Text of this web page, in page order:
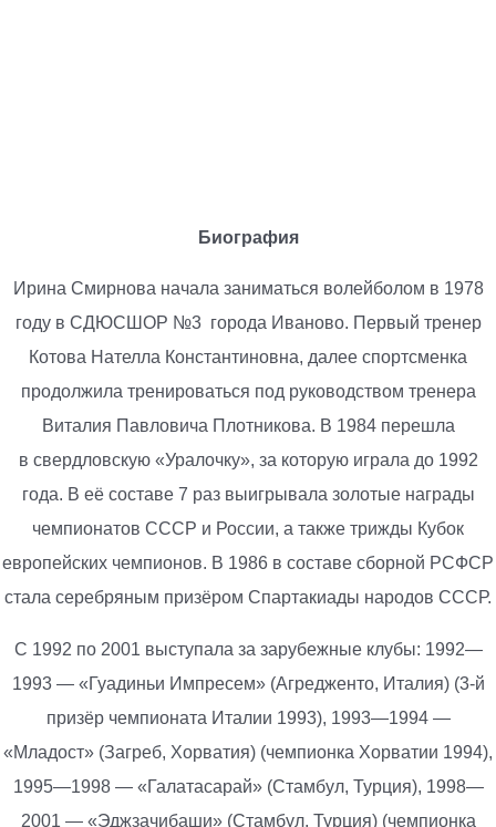
Биография
Ирина Смирнова начала заниматься волейболом в 1978
году в СДЮСШОР №3 города Иваново. Первый тренер
Котова Нателла Константиновна, далее спортсменка
продолжила тренироваться под руководством тренера
Виталия Павловича Плотникова. В 1984 перешла
в свердловскую «Уралочку», за которую играла до 1992
года. В её составе 7 раз выигрывала золотые награды
чемпионатов СССР и России, а также трижды Кубок
европейских чемпионов. В 1986 в составе сборной РСФСР
стала серебряным призёром Спартакиады народов СССР.
С 1992 по 2001 выступала за зарубежные клубы: 1992—
1993 — «Гуадиньи Импресем» (Агредженто, Италия) (3-й
призёр чемпионата Италии 1993), 1993—1994 —
«Младост» (Загреб, Хорватия) (чемпионка Хорватии 1994),
1995—1998 — «Галатасарай» (Стамбул, Турция), 1998—
2001 — «Эджзачибаши» (Стамбул, Турция) (чемпионка